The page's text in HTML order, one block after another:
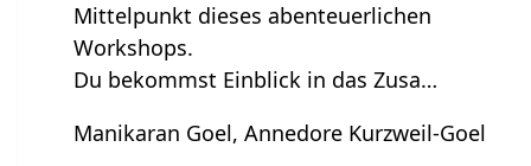
Mittelpunkt dieses abenteuerlichen
Workshops.
Du bekommst Einblick in das Zusa…
Manikaran Goel, Annedore Kurzweil-Goel